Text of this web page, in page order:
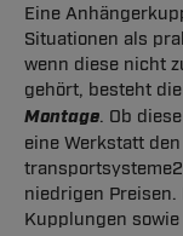
Eine
Situationen als
wenn diese nicht
gehört, besteht die
Montage. Ob
eine Werkstatt
niedrigen
Kupplungen